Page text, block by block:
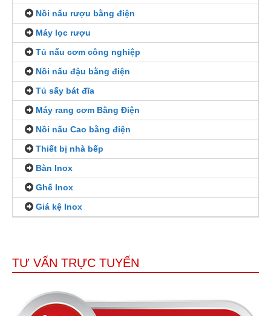
Nồi nấu rượu bằng điện
Máy lọc rượu
Tủ nấu cơm công nghiệp
Nồi nấu đậu bằng điện
Tủ sấy bát đĩa
Máy rang cơm Bằng Điện
Nồi nấu Cao bằng điện
Thiết bị nhà bếp
Bàn Inox
Ghế Inox
Giá kệ Inox
TƯ VẤN TRỰC TUYẾN